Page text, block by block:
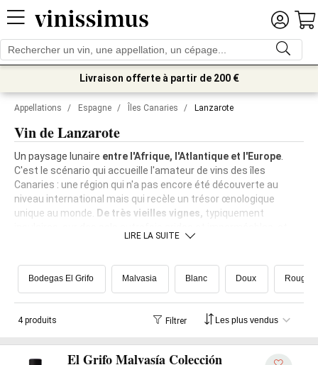
Livraison offerte à partir de 200 €
Appellations / Espagne / Îles Canaries / Lanzarote
Vin de Lanzarote
Un paysage lunaire entre l'Afrique, l'Atlantique et l'Europe
C'est le scénario qui accueille l'amateur de vins des îles
Canaries : une région qui n'a pas encore été découverte au
niveau international mais qui recèle un trésor œnologique
unique au monde.
De très vieilles vignes, typiquement
aujourd'hui, surtout après l'éruption du volcan Timanfaya en
qui en a fait un paradis terrestre pour la viticulture de
qualité.
LIRE LA SUITE
Bodegas El Grifo Malvasia Blanc Doux Rouge
4 produits Filtrer
El Grifo Malvasía Colección